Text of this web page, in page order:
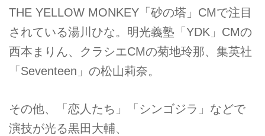
THE YELLOW MONKEY「砂の塔」CMで注目
されている湯川ひな。明光義塾「YDK」CMの
西本まりん、クラシエCMの菊地玲那、集英社
「Seventeen」の松山莉奈。
その他、「恋人たち」「シンゴジラ」などで
演技が光る黒田大輔、